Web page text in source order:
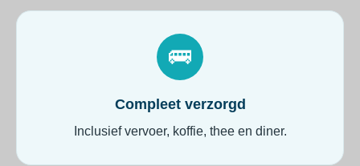
🚌
Compleet verzorgd
Inclusief vervoer, koffie, thee en diner.